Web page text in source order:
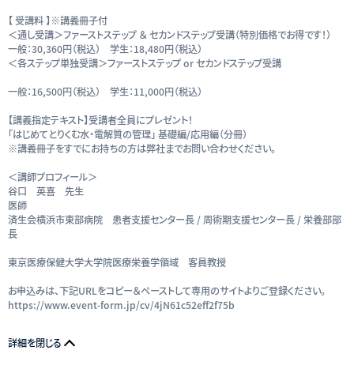
【 受講料 】※講義冊子付
＜通し受講＞ファーストステップ ＆ セカンドステップ受講（特別価格でお得です！）
一般：30,360円（税込） 学生：18,480円（税込）
＜各ステップ単独受講＞ファーストステップ or セカンドステップ受講
一般：16,500円（税込） 学生：11,000円（税込）
【講義指定テキスト】受講者全員にプレゼント！
「はじめてとりくむ水・電解質の管理」 基礎編/応用編（分冊）
※講義冊子をすでにお持ちの方は弊社までお問い合わせください。
＜講師プロフィール＞
谷口 英喜 先生
医師
済生会横浜市東部病院 患者支援センター長 / 周術期支援センター長 / 栄養部部
長
東京医療保健大学大学院医療栄養学領域 客員教授
お申込みは、下記URLをコピー＆ペーストして専用のサイトよりご登録ください。
https://www.event-form.jp/cv/4jN61c52eff2f75b
詳細を閉じる